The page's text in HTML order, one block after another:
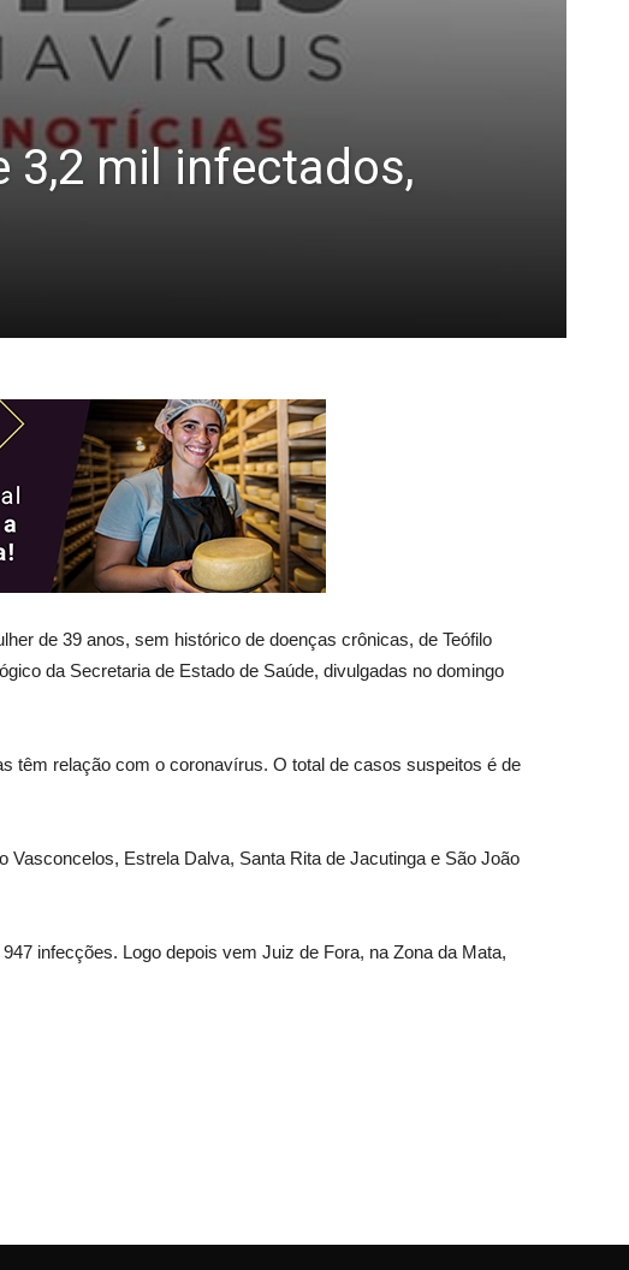
3,2 mil infectados,
de 39 anos, sem histórico de doenças crônicas, de Teófilo
da Secretaria de Estado de Saúde, divulgadas no domingo
têm relação com o coronavírus. O total de casos suspeitos é de
Estrela Dalva, Santa Rita de Jacutinga e São João
infecções. Logo depois vem Juiz de Fora, na Zona da Mata,